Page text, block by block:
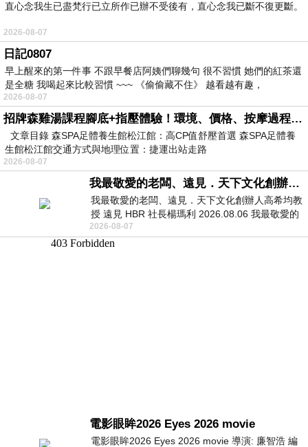
直心念我生已盡梵行已立所作已辦不受後有，直心念我已斷不復更斷。
2026-08-07
日記0807
早上醒來的第一件事 不跟早餐店阿姨們聊幾句 很不習慣 她們的紅茶還
是全糖 我喝起來比較習慣 ~~~ 《偷偷藏不住》 越看越有趣，
2026-08-07
招牌森雞湯課程腳底+指壓體驗！環境、價格、按摩過程全紀錄，森SPA足體養生館松江館最新價格表
文章目錄 森SPA足體養生館松江館：高CP值舒壓首選 森SPA足體養
生館松江館交通方式與地理位置：捷運出站走路
2026-08-07
我最敬愛的老闆、遠見．天下文化創辦人高希均教授
我最敬愛的老闆、遠見．天下文化創辦人高希均教
授 遠見 HBR 社長楊瑪利 2026.08.06 我最敬愛的
老闆、遠見．天下文化創辦人高希均教
2026-08-07
電影眼眸2026 Eyes 2026 movie
電影眼眸2026 Eyes 2026 movie 導演: 廉智浩 編